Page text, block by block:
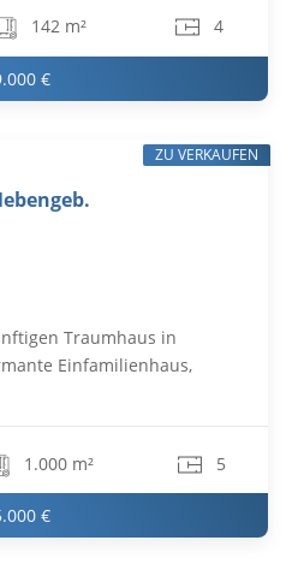
142 m² 4
€
Traumhaus in
Einfamilienhaus,
1.000 m² 5
€
ZU VERKAUFEN